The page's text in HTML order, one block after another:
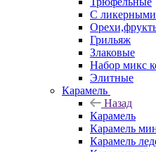
С
Грильяж
Злаковые
Набор микс
Элитные
Карамель
Назад
Карамель
Карамель
Карамель